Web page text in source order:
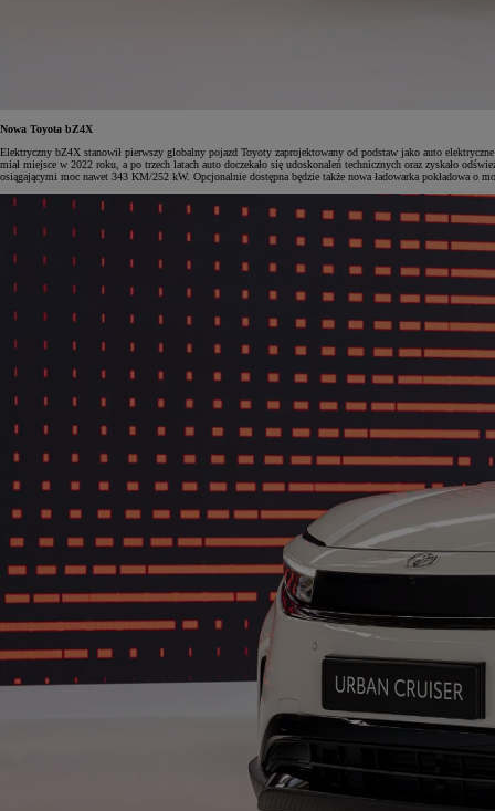
Nowa Toyota bZ4X
Elektryczny bZ4X stanowił pierwszy globalny pojazd Toyoty zaprojektowany od podstaw jako auto
miał miejsce w 2022 roku, a po trzech latach auto doczekało się udoskonaleń technicznych oraz zyskało
osiągającymi moc nawet 343 KM/252 kW. Opcjonalnie dostępna będzie także nowa ładowarka pokładowa o